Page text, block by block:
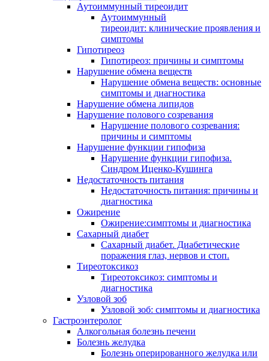
Аутоиммунный тиреоидит
Аутоиммунный
тиреоидит: клинические проявления и
симптомы
Гипотиреоз
Гипотиреоз: причины и симптомы
Нарушение обмена веществ
Нарушение обмена веществ: основные
симптомы и диагностика
Нарушение обмена липидов
Нарушение полового созревания
Нарушение полового созревания:
причины и симптомы
Нарушение функции гипофиза
Нарушение функции гипофиза.
Синдром Иценко-Кушинга
Недостаточность питания
Недостаточность питания: причины и
диагностика
Ожирение
Ожирение:симптомы и диагностика
Сахарный диабет
Сахарный диабет. Диабетические
поражения глаз, нервов и стоп.
Тиреотоксикоз
Тиреотоксикоз: симптомы и
диагностика
Узловой зоб
Узловой зоб: симптомы и диагностика
Гастроэнтеролог
Алкогольная болезнь печени
Болезнь желудка
Болезнь оперированного желудка или